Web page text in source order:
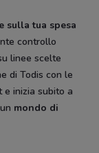
sulla tua spesa
controllo
linee scelte
di Todis con le
e inizia subito a
mondo di